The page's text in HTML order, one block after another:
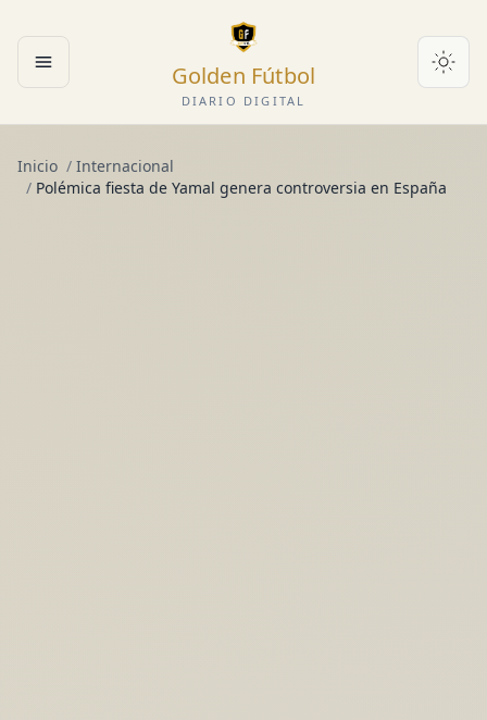
Abrir menú Golden Fútbol
DIARIO DIGITAL
Inicio / Internacional
/ Polémica fiesta de Yamal genera controversia en España